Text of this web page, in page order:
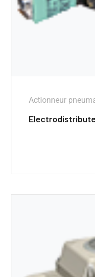
Actionneur